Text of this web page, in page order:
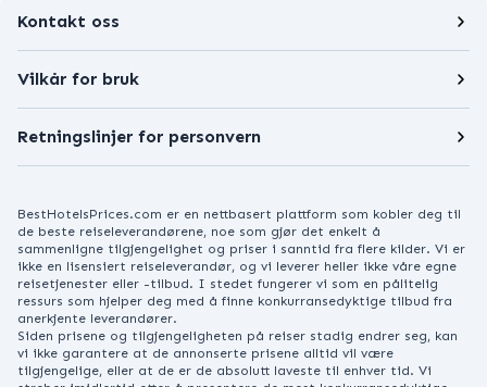
Kontakt oss
Vilkår for bruk
Retningslinjer for personvern
BestHotelsPrices.com er en nettbasert plattform som kobler deg til
de beste reiseleverandørene, noe som gjør det enkelt å
sammenligne tilgjengelighet og priser i sanntid fra flere kilder. Vi er
ikke en lisensiert reiseleverandør, og vi leverer heller ikke våre egne
reisetjenester eller -tilbud. I stedet fungerer vi som en pålitelig
ressurs som hjelper deg med å finne konkurransedyktige tilbud fra
anerkjente leverandører.
Siden prisene og tilgjengeligheten på reiser stadig endrer seg, kan
vi ikke garantere at de annonserte prisene alltid vil være
tilgjengelige, eller at de er de absolutt laveste til enhver tid. Vi